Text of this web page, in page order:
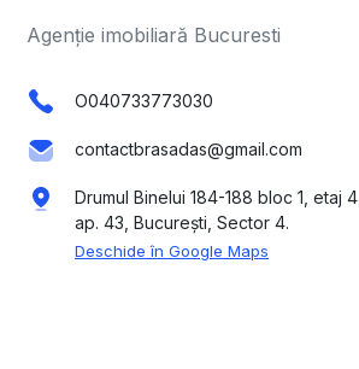
Agenție imobiliară Bucuresti
O040733773030
contactbrasadas@gmail.com
Drumul Binelui 184-188 bloc 1, etaj 4,
ap. 43, București, Sector 4.
Deschide în Google Maps